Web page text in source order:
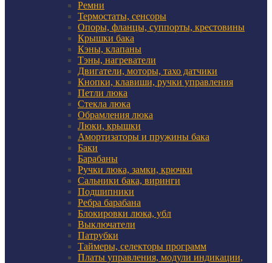
Ремни
Термостаты, сенсоры
Опоры, фланцы, суппорты, крестовины
Крышки бака
Кэны, клапаны
Тэны, нагреватели
Двигатели, моторы, тахо датчики
Кнопки, клавиши, ручки управления
Петли люка
Стекла люка
Обрамления люка
Люки, крышки
Амортизаторы и пружины бака
Баки
Барабаны
Ручки люка, замки, крючки
Сальники бака, виринги
Подшипники
Ребра барабана
Блокировки люка, убл
Выключатели
Патрубки
Таймеры, селекторы программ
Платы управления, модули индикации,